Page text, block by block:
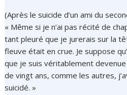
(Après le suicide d’un ami du
« Même si je n’ai pas récité de
tant pleuré que je jurerais sur la
fleuve était en crue. Je suppose
que je suis véritablement devenue
de vingt ans, comme les autres,
suicidé. »